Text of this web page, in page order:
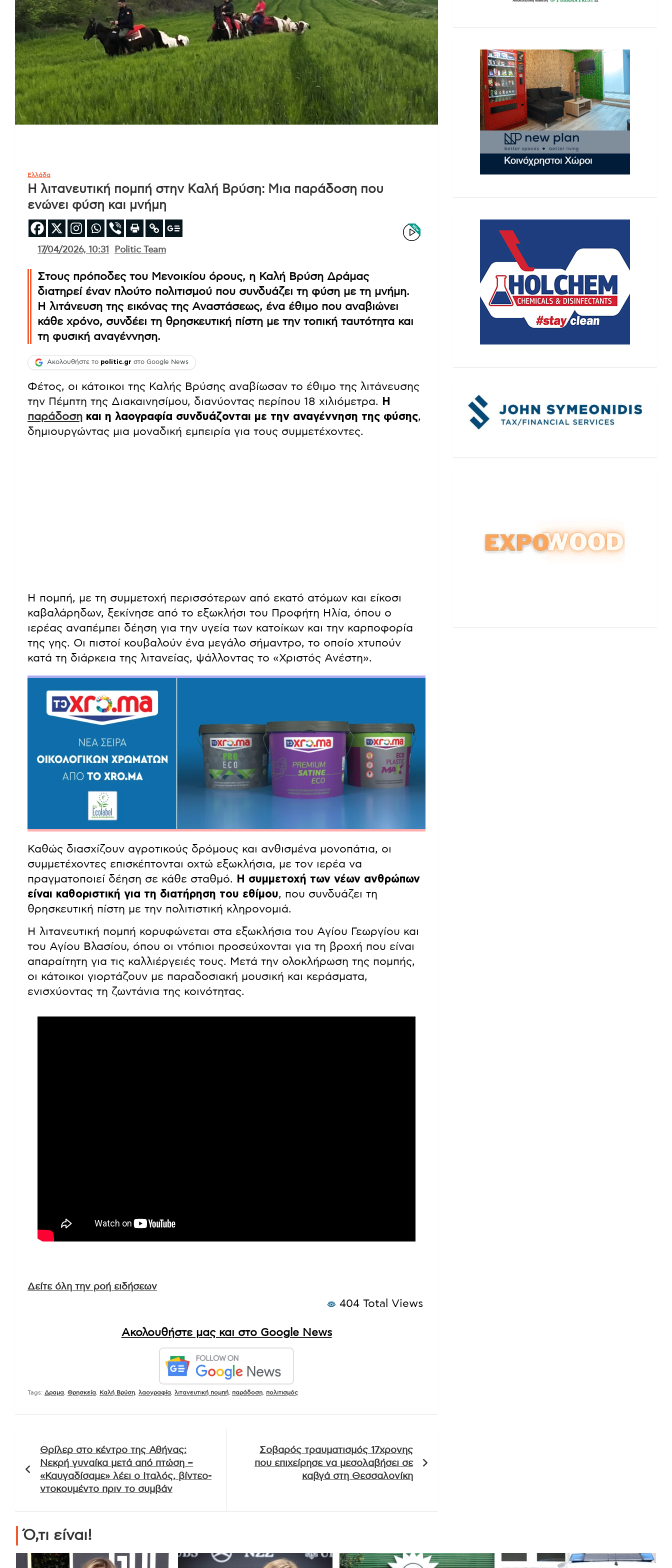
Ελλάδα
Η λιτανευτική πομπή στην Καλή Βρύση: Μια παράδοση που
ενώνει φύση και μνήμη
17/04/2026, 10:31 Politic Team
Στους πρόποδες του Μενοικίου όρους, η Καλή Βρύση Δράμας
διατηρεί έναν πλούτο πολιτισμού που συνδυάζει τη φύση με τη μνήμη.
Η λιτάνευση της εικόνας της Αναστάσεως, ένα έθιμο που αναβιώνει
κάθε χρόνο, συνδέει τη θρησκευτική πίστη με την τοπική ταυτότητα και
τη φυσική αναγέννηση.
Ακολουθήστε το politic.gr στο Google News
Φέτος, οι κάτοικοι της Καλής Βρύσης αναβίωσαν το έθιμο της λιτάνευσης
την Πέμπτη της Διακαινησίμου, διανύοντας περίπου 18 χιλιόμετρα.
Η
παράδοση και η λαογραφία συνδυάζονται με την αναγέννηση της φύσης,
δημιουργώντας μια μοναδική εμπειρία για τους συμμετέχοντες.
Η πομπή, με τη συμμετοχή περισσότερων από εκατό ατόμων και είκοσι
καβαλάρηδων, ξεκίνησε από το εξωκλήσι του Προφήτη Ηλία, όπου ο
ιερέας αναπέμπει δέηση για την υγεία των κατοίκων και την καρποφορία
της γης. Οι πιστοί κουβαλούν ένα μεγάλο σήμαντρο, το οποίο χτυπούν
κατά τη διάρκεια της λιτανείας, ψάλλοντας το «Χριστός Ανέστη».
Καθώς διασχίζουν αγροτικούς δρόμους και ανθισμένα μονοπάτια, οι
συμμετέχοντες επισκέπτονται οχτώ εξωκλήσια, με τον ιερέα να
πραγματοποιεί δέηση σε κάθε σταθμό.
Η συμμετοχή των νέων ανθρώπων
είναι καθοριστική για τη διατήρηση του εθίμου, που συνδυάζει τη
θρησκευτική πίστη με την πολιτιστική κληρονομιά.
Η λιτανευτική πομπή κορυφώνεται στα εξωκλήσια του Αγίου Γεωργίου και
του Αγίου Βλασίου, όπου οι ντόπιοι προσεύχονται για τη βροχή που είναι
απαραίτητη για τις καλλιέργειές τους. Μετά την ολοκλήρωση της πομπής,
οι κάτοικοι γιορτάζουν με παραδοσιακή μουσική και κεράσματα,
ενισχύοντας τη ζωντάνια της κοινότητας.
Δείτε όλη την ροή ειδήσεων
404 Total Views
Ακολουθήστε μας και στο Google News
Tags: Δραμα Θρησκεία Καλή Βρύση λαογραφία λιτανευτική πομπή παράδοση πολιτισμός
άρθρων
Θρίλερ στο κέντρο της Αθήνας:
Νεκρή γυναίκα μετά από πτώση –
«Καυγαδίσαμε» λέει ο Ιταλός, βίντεο-
ντοκουμέντο πριν το συμβάν
Σοβαρός τραυματισμός 17χρονης
που επιχείρησε να μεσολαβήσει σε
καβγά στη Θεσσαλονίκη
Ό,τι είναι!